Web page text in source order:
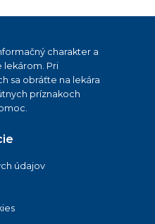
charakter a
lekárom. Pri
sa obráťte na lekára
príznakoch
údajov